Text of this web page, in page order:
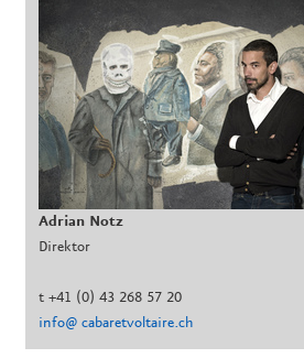
Adrian Notz
Direktor
t +41 (0) 43 268 57 20
info@ cabaretvoltaire.ch